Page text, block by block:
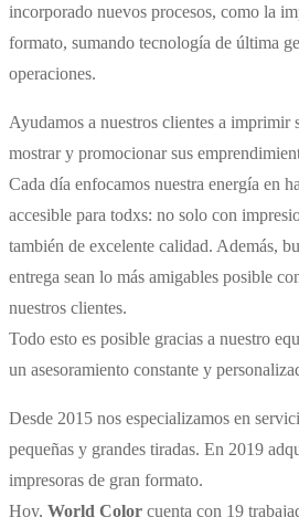
incorporado nuevos procesos, como la
formato, sumando tecnología de última
operaciones.
Ayudamos a nuestros clientes a imprimir
mostrar y promocionar sus
Cada día enfocamos nuestra energía en
accesible para todxs: no solo con
también de excelente calidad. Además,
entrega sean lo más amigables posible
nuestros clientes.
Todo esto es posible gracias a nuestro
un asesoramiento constante y
Desde 2015 nos especializamos en
pequeñas y grandes tiradas. En 2019
impresoras de gran formato.
Hoy, World Color cuenta con 19